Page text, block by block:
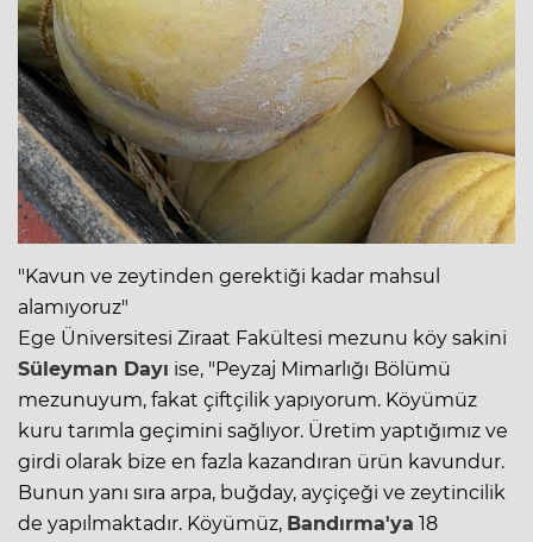
"Kavun ve zeytinden gerektiği kadar mahsul
alamıyoruz"
Ege Üniversitesi Ziraat Fakültesi mezunu köy sakini
Süleyman Dayı ise, "Peyzaj Mimarlığı Bölümü
mezunuyum, fakat çiftçilik yapıyorum. Köyümüz
kuru tarımla geçimini sağlıyor. Üretim yaptığımız ve
girdi olarak bize en fazla kazandıran ürün kavundur.
Bunun yanı sıra arpa, buğday, ayçiçeği ve zeytincilik
de yapılmaktadır. Köyümüz, Bandırma'ya 18